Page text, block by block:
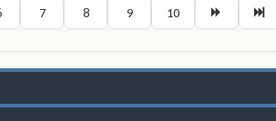
7 8 9 10